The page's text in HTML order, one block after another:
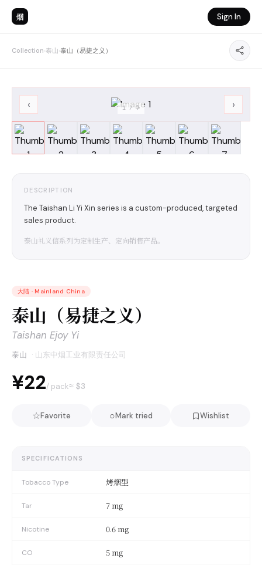
烟 Sign In
Collection›泰山›泰山（易捷之义）
‹ ›
1/7
DESCRIPTION
The Taishan Li Yi Xin series is a custom-produced, targeted
sales product.
泰山礼义信系列为定制生产、定向销售产品。
大陆 · Mainland China
泰山（易捷之义）
Taishan Ejoy Yi
泰山 · 山东中烟工业有限责任公司
¥22/ pack≈ $3
☆Favorite ○Mark tried Wishlist
SPECIFICATIONS
Tobacco Type 烤烟型
Tar 7 mg
Nicotine 0.6 mg
CO 5 mg